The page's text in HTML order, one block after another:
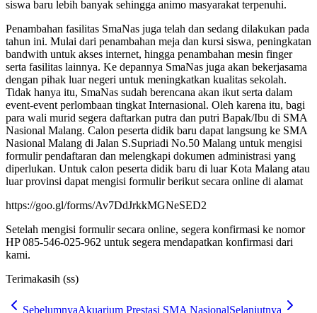
siswa baru lebih banyak sehingga animo masyarakat terpenuhi.
Penambahan fasilitas SmaNas juga telah dan sedang dilakukan pada
tahun ini. Mulai dari penambahan meja dan kursi siswa, peningkatan
bandwith untuk akses internet, hingga penambahan mesin finger
serta fasilitas lainnya. Ke depannya SmaNas juga akan bekerjasama
dengan pihak luar negeri untuk meningkatkan kualitas sekolah.
Tidak hanya itu, SmaNas sudah berencana akan ikut serta dalam
event-event perlombaan tingkat Internasional. Oleh karena itu, bagi
para wali murid segera daftarkan putra dan putri Bapak/Ibu di SMA
Nasional Malang. Calon peserta didik baru dapat langsung ke SMA
Nasional Malang di Jalan S.Supriadi No.50 Malang untuk mengisi
formulir pendaftaran dan melengkapi dokumen administrasi yang
diperlukan. Untuk calon peserta didik baru di luar Kota Malang atau
luar provinsi dapat mengisi formulir berikut secara online di alamat
https://goo.gl/forms/Av7DdJrkkMGNeSED2
Setelah mengisi formulir secara online, segera konfirmasi ke nomor
HP 085-546-025-962 untuk segera mendapatkan konfirmasi dari
kami.
Terimakasih (ss)
SebelumnyaAkuarium Prestasi SMA NasionalSelanjutnya